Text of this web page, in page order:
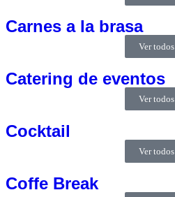
Carnes a la brasa
Ver todos
Catering de eventos
Ver todos
Cocktail
Ver todos
Coffe Break